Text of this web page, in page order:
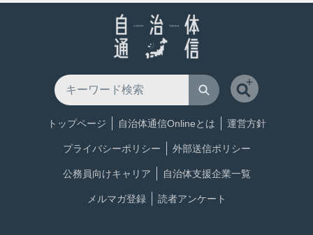
トップページ 自治体通信Onlineとは 運営方針
プライバシーポリシー 外部送信ポリシー
公務員向けキャリア 自治体支援企業一覧
メルマガ登録 読者アンケート